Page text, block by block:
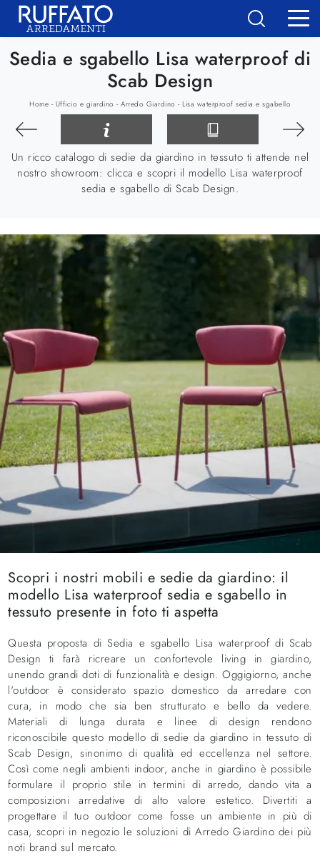
Sedia e sgabello Lisa waterproof di
Scab Design
Home - Ufficio e giardino - Arredo Giardino - Lisa waterproof sedia e sgabello
Un ricco catalogo di sedie da giardino in tessuto ti attende nel
nostro showroom: clicca e scopri il modello Lisa waterproof
sedia e sgabello di Scab Design.
Scopri i nostri mobili e sedie da giardino: il
modello Lisa waterproof sedia e sgabello in
tessuto presente in foto ti aspetta
Questa proposta di Sedia e sgabello Lisa waterproof di Scab
Design ti farà ricreare un confortevole living in giardino,
unendo grandi doti di funzionalità e design. Oggigiorno, anche
l'outdoor è considerato spazio domestico da arredare con
cura, in modo che sia ben strutturato e bello da vedere.
Materiali di lunga durata e linee di design rendono
riconoscibile questo modello di sedie da giardino in tessuto di
Scab Design, sinonimo di qualità ed eccellenza nel settore.
Così come negli ambienti indoor, anche in giardino è possibile
formulare il proprio stile in termini di arredo, dando vita a
composizioni arredative di alto valore estetico. Divertiti a
progettare il tuo outdoor come fosse un ambiente in più di
casa, scopri in negozio le soluzioni di Arredo Giardino dei più
noti brand sul mercato.